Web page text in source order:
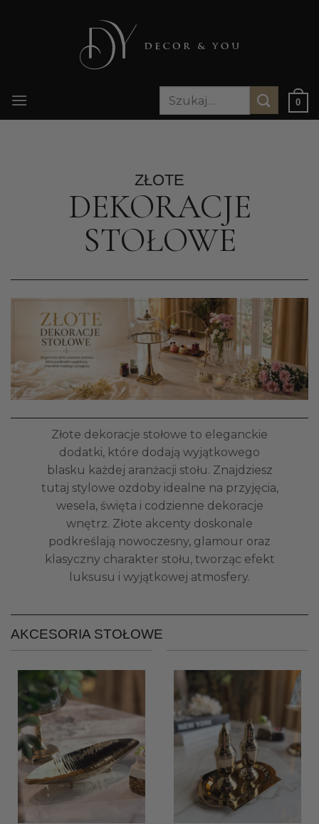
Szukaj:
0
ZŁOTE
DEKORACJE
STOŁOWE
Złote dekoracje stołowe to eleganckie
dodatki, które dodają wyjątkowego
blasku każdej aranżacji stołu. Znajdziesz
tutaj stylowe ozdoby idealne na przyjęcia,
wesela, święta i codzienne dekoracje
wnętrz. Złote akcenty doskonale
podkreślają nowoczesny, glamour oraz
klasyczny charakter stołu, tworząc efekt
luksusu i wyjątkowej atmosfery.
AKCESORIA STOŁOWE